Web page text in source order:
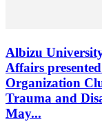
Albizu
Affairs
Organization
Trauma and
May...